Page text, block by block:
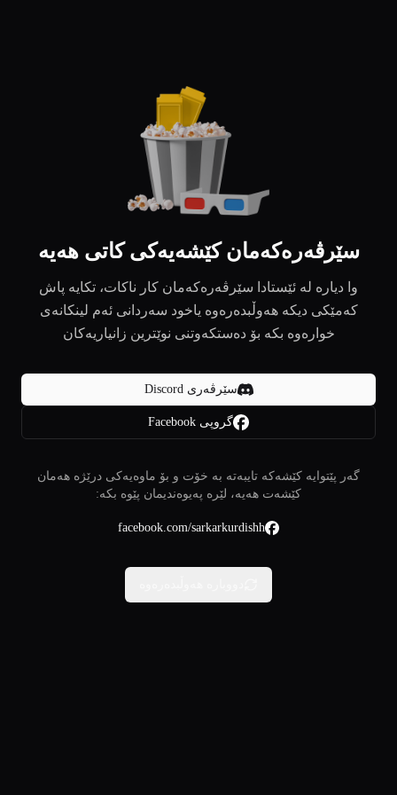
سێرڤەرەکەمان کێشەیەکی کاتی هەیە
وا دیارە لە ئێستادا سێرڤەرەکەمان کار ناکات، تکایە پاش
کەمێکی دیکە هەوڵبدەرەوە یاخود سەردانی ئەم لینکانەی
خوارەوە بکە بۆ دەستکەوتنی نوێترین زانیاریەکان
سێرڤەری Discord
گروپی Facebook
گەر پێتوایە کێشەکە تایبەتە بە خۆت و بۆ ماوەیەکی درێژە هەمان
کێشەت هەیە، لێرە پەیوەندیمان پێوە بکە:
facebook.com/sarkarkurdishh